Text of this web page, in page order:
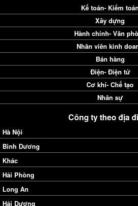
Kế toán- Kiểm toán
Xây dựng
Hành chính- Văn
Nhân viên kinh
Bán hàng
Điện- Điện tử
Cơ khí- Chế tạo
Nhân sự
Công ty theo địa
Hà Nội
Bình Dương
Khác
Hải Phòng
Long An
Hải Dương